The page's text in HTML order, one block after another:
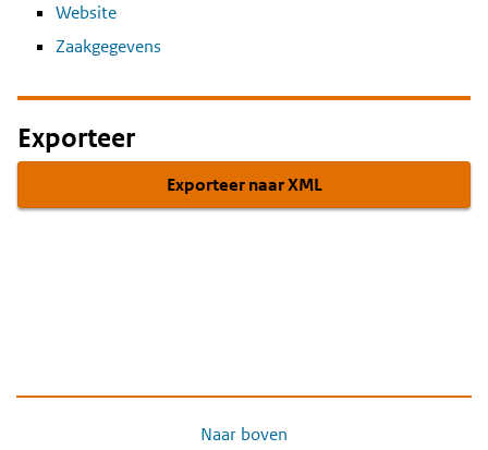
Website
Zaakgegevens
Exporteer
Exporteer naar XML
Naar boven